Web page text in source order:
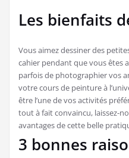
Les bienfaits
Vous aimez dessiner des
cahier pendant que vous êtes
parfois de photographier vos
votre cours de peinture à
être l’une de vos activités
tout à fait convaincu, laissez-
avantages de cette belle
3 bonnes